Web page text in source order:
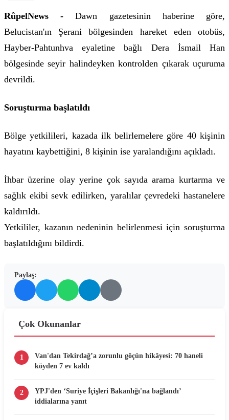
RûpelNews - Dawn gazetesinin haberine göre,
Belucistan'ın Şerani bölgesinden hareket eden otobüs,
Hayber-Pahtunhva eyaletine bağlı Dera İsmail Han
bölgesinde seyir halindeyken kontrolden çıkarak uçuruma
devrildi.
Soruşturma başlatıldı
Bölge yetkilileri, kazada ilk belirlemelere göre 40 kişinin
hayatını kaybettiğini, 8 kişinin ise yaralandığını açıkladı.
İhbar üzerine olay yerine çok sayıda arama kurtarma ve
sağlık ekibi sevk edilirken, yaralılar çevredeki hastanelere
kaldırıldı.
Yetkililer, kazanın nedeninin belirlenmesi için soruşturma
başlatıldığını bildirdi.
Paylaş:
Çok Okunanlar
1
Van'dan Tekirdağ’a zorunlu göçün hikâyesi: 70 haneli
köyden 7 ev kaldı
2
YPJ'den ‘Suriye İçişleri Bakanlığı'na bağlandı’
iddialarına yanıt